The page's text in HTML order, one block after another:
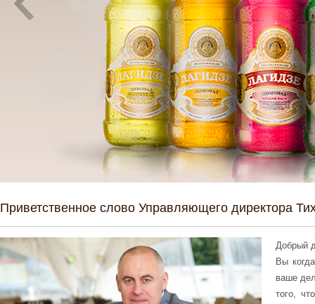
Приветственное слово Управляющего директора
Добрый
Вы
ваше
того,